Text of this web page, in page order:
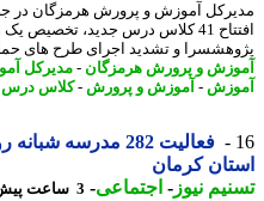
آموزش و پرورش هرمزگان در جریان
افتتاح 41 کلاس درس جدید، تخصیص یک
و تشدید اجرای طرح های حمایتی
و پرورش هرمزگان -مدیرکل
-آموزش و پرورش-کلاس درس
فعالیت 282 مدرسه شبانه
کرمان
نیوز-اجتماعی-
3 ساعت پیش -